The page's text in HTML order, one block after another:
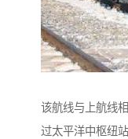
该航线与上航线
过太平洋中枢纽